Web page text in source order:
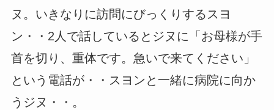
ヌ。いきなりに訪問にびっくりするスヨ
ン・・2人で話しているとジヌに「お母様が手
首を切り、重体です。急いで来てください」
という電話が・・スヨンと一緒に病院に向か
うジヌ・・。